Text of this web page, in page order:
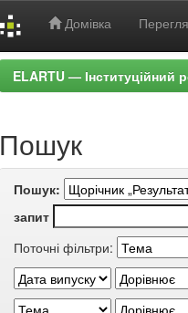
Домівка
ELARTU — Інституційний
Пошук
Пошук:
запит
Поточні фільтри: